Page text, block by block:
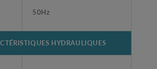
50Hz
HYDRAULIQUES